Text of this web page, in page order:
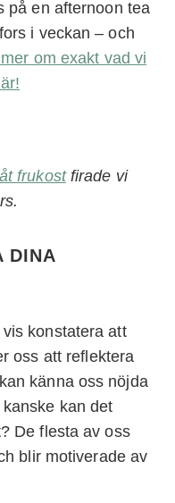
på en afternoon tea
i veckan – och
om exakt vad vi
frukostfirade vi
DINA
konstatera att
oss att reflektera
känna oss nöjda
kan det
De flesta av oss
blir motiverade av